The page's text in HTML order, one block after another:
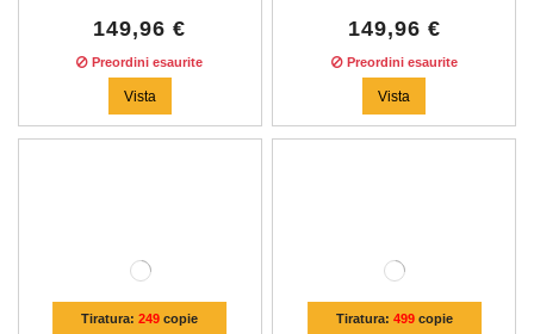
149,96 €
Preordini esaurite
Vista
149,96 €
Preordini esaurite
Vista
Tiratura:249 copie Tiratura: 499copie